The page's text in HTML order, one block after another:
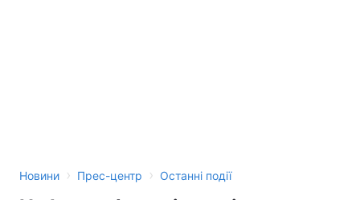
Новини › Прес-центр › Останні події